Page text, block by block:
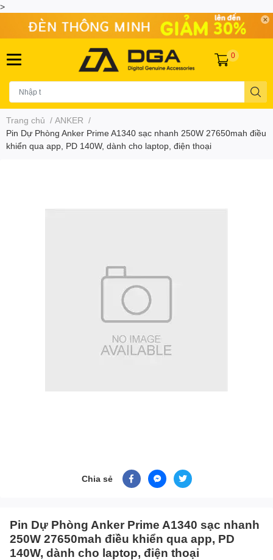
>
0
Trang chủ / ANKER /
Pin Dự Phòng Anker Prime A1340 sạc nhanh 250W 27650mah điều
khiển qua app, PD 140W, dành cho laptop, điện thoại
Chia sẻ
Pin Dự Phòng Anker Prime A1340 sạc nhanh
250W 27650mah điều khiển qua app, PD
140W, dành cho laptop, điện thoại